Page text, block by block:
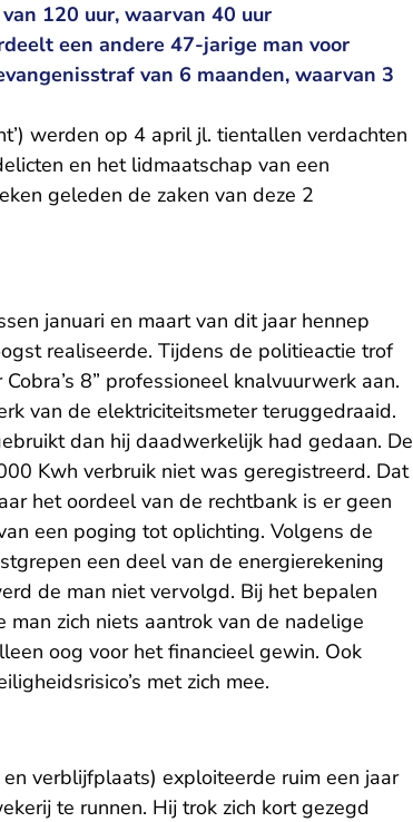
120 uur, waarvan 40 uur
een andere 47-jarige man voor
van 6 maanden, waarvan 3
werden op 4 april jl. tientallen verdachten
en het lidmaatschap van een
geleden de zaken van deze 2
januari en maart van dit jaar hennep
realiseerde. Tijdens de politieactie trof
8” professioneel knalvuurwerk aan.
van de elektriciteitsmeter teruggedraaid.
dan hij daadwerkelijk had gedaan. De
Kwh verbruik niet was geregistreerd. Dat
het oordeel van de rechtbank is er geen
een poging tot oplichting. Volgens de
een deel van de energierekening
de man niet vervolgd. Bij het bepalen
zich niets aantrok van de nadelige
oog voor het financieel gewin. Ook
met zich mee.
verblijfplaats) exploiteerde ruim een jaar
te runnen. Hij trok zich kort gezegd